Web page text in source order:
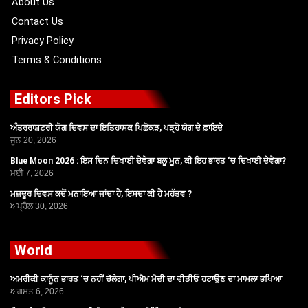
Contact Us
Privacy Policy
Terms & Conditions
Editors Pick
ਅੰਤਰਰਾਸ਼ਟਰੀ ਯੋਗ ਦਿਵਸ ਦਾ ਇਤਿਹਾਸਕ ਪਿਛੋਕੜ, ਪੜ੍ਹੋ ਯੋਗ ਦੇ ਫ਼ਾਇਦੇ
ਜੂਨ 20, 2026
Blue Moon 2026 : ਇਸ ਦਿਨ ਦਿਖਾਈ ਦੇਵੇਗਾ ਬਲੂ ਮੂਨ, ਕੀ ਇਹ ਭਾਰਤ ‘ਚ ਦਿਖਾਈ ਦੇਵੇਗਾ?
ਮਈ 7, 2026
ਮਜ਼ਦੂਰ ਦਿਵਸ ਕਦੋਂ ਮਨਾਇਆ ਜਾਂਦਾ ਹੈ, ਇਸਦਾ ਕੀ ਹੈ ਮਹੱਤਵ ?
ਅਪ੍ਰੈਲ 30, 2026
World
ਅਮਰੀਕੀ ਕਾਨੂੰਨ ਭਾਰਤ ‘ਚ ਨਹੀਂ ਚੱਲੇਗਾ, ਪੀਐਮ ਮੋਦੀ ਦਾ ਵੀਡੀਓ ਹਟਾਉਣ ਦਾ ਮਾਮਲਾ ਭਖਿਆ
ਅਗਸਤ 6, 2026